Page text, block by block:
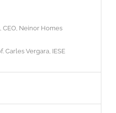
CEO, Neinor Homes
Carles Vergara, IESE